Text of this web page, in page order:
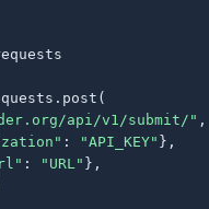
api/v1/submit/" ,
: "API_KEY" },
: "URL" },